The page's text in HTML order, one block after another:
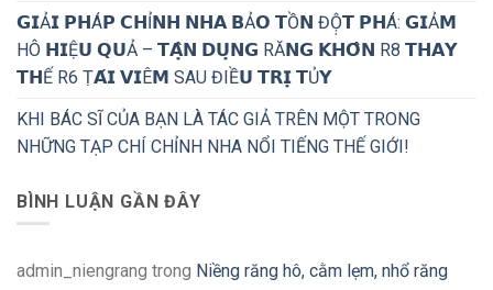
𝗚𝗜Ả𝗜 𝗣𝗛Á𝗣 𝗖𝗛Ỉ𝗡𝗛 𝗡𝗛𝗔 𝗕Ả𝗢 𝗧Ồ𝗡 ĐỘ̣𝗧 𝗣𝗛Á: 𝗚𝗜Ả𝗠
HÔ 𝗛𝗜Ệ𝗨 𝗤𝗨Ả – 𝗧𝗔̣̂𝗡 𝗗𝗨̣𝗡𝗚 RĂ𝗡𝗚 𝗞𝗛𝗢̂𝗡 R8 𝗧𝗛𝗔𝗬
𝗧𝗛Ế R6 Ṭ𝗔́𝗜 𝗩𝗜Ê𝗠 SAU ĐIỀ𝗨 𝗧𝗥𝗜̣ 𝗧Ủ𝗬
KHI BÁC SĨ CỦA BẠN LÀ TÁC GIẢ TRÊN MỘT TRONG
NHỮNG TẠP CHÍ CHỈNH NHA NỔI TIẾNG THẾ GIỚI!
BÌNH LUẬN GẦN ĐÂY
admin_niengrang trong Niềng răng hô, cằm lẹm, nhổ răng